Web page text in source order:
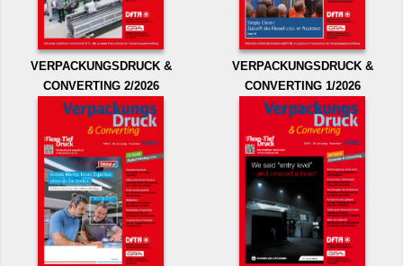
VERPACKUNGSDRUCK &
CONVERTING 2/2026
VERPACKUNGSDRUCK &
CONVERTING 1/2026